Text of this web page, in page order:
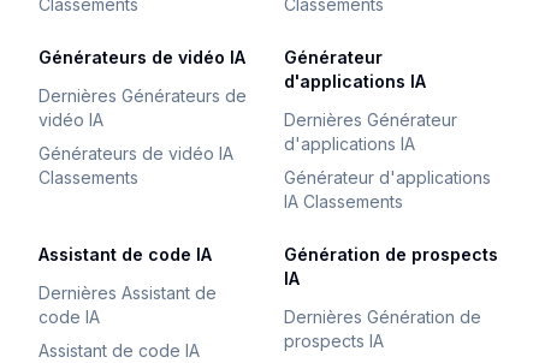
Classements
Classements
Générateurs de vidéo IA
Dernières Générateurs de
vidéo IA
Générateurs de vidéo IA
Classements
Générateur
d'applications IA
Dernières Générateur
d'applications IA
Générateur d'applications
IA Classements
Assistant de code IA
Dernières Assistant de
code IA
Assistant de code IA
Génération de prospects
IA
Dernières Génération de
prospects IA